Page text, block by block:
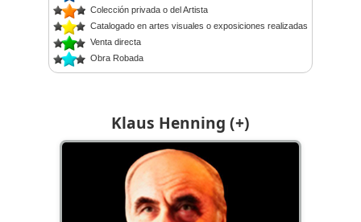
Klaus Henning (+)
Colección privada o del Artista
Catalogado en artes visuales o exposiciones realizadas
Venta directa
Obra Robada